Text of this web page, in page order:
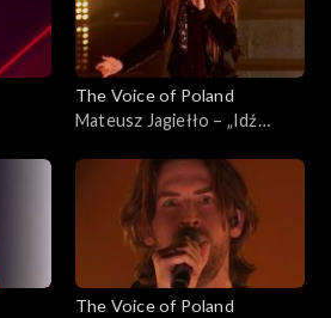
The Voice of Poland
Mateusz Jagiełło – „Idź
Live 2, 15 listopada 2025
The Voice of Poland